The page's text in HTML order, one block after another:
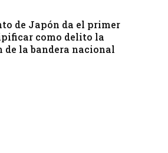
de Japón da el primer
como delito la
de la bandera nacional